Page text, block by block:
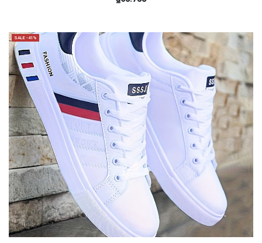
SALE -41%